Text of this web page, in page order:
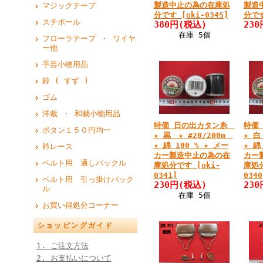
マジックテープ
スチボール
フローラテープ ・ ワイヤ
ー他
手芸小物用品
鈴 ( すず )
ゴム
洋裁 ・ 和裁小物用品
ボタン１５０円均一
衿レース
ベルト用 通しバックル
ベルト用 引っ掛けバック
ル
お買い得処分コーナー
ショッピングガイド
1. ご注文方法
2. お支払いについて
製造中止の為の在庫処
分です [oki-0345]
380円 (税込)
在庫 5個
製造
分
230
特価 日の出カタン糸
★ 黒 ★ #20/200m
★ 綿 100 % ★ メー
カー製造中止の為の在
庫処分です [oki-
0341]
230円 (税込)
在庫 5個
特価
★
★ 綿
カー
庫
230